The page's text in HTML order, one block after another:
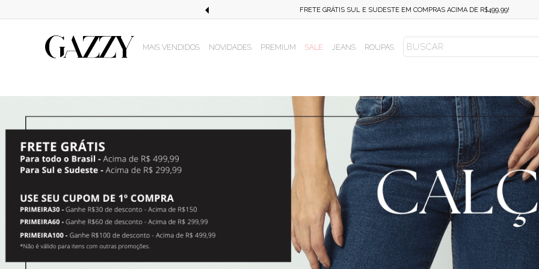
FRETE FIXO SUL E SUDESTE EM COMPRAS ACIMA DE R$499,99!
MAIS VENDIDOS NOVIDADES PREMIUM SALE JEANS ROUPAS